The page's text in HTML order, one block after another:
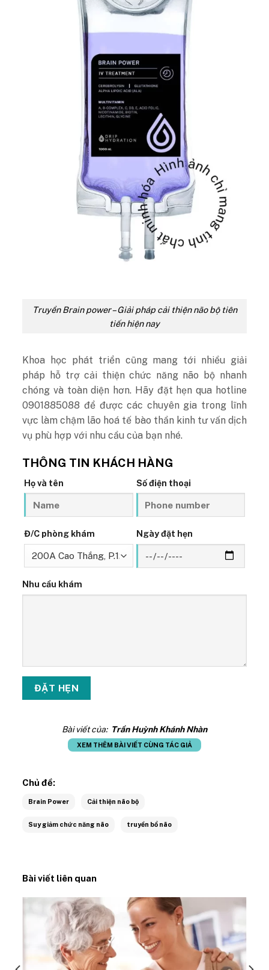
Truyền Brain power – Giải pháp cải thiện não bộ tiên
tiến hiện nay
Khoa học phát triển cũng mang tới nhiều giải
pháp hỗ trợ cải thiện chức năng não bộ nhanh
chóng và toàn diện hơn. Hãy đặt hẹn qua hotline
0901885088 để được các chuyên gia trong lĩnh
vực làm chậm lão hoá tế bào thần kinh tư vấn dịch
vụ phù hợp với nhu cầu của bạn nhé.
THÔNG TIN KHÁCH HÀNG
Họ và tên Số điện thoại
Đ/C phòng khám Ngày đặt hẹn
Nhu cầu khám
Bài viết của: Trần Huỳnh Khánh Nhàn
XEM THÊM BÀI VIẾT CÙNG TÁC GIẢ
Chủ đề:
Brain Power Cải thiện não bộ
Suy giảm chức năng não truyền bổ não
Bài viết liên quan